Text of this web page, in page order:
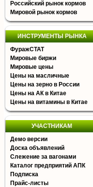
Российский рынок кормов
Мировой рынок кормов
ИНСТРУМЕНТЫ РЫНКА
ФуражСТАТ
Мировые биржи
Мировые цены
Цены на масличные
Цены на зерно в России
Цены на АК в Китае
Цены на витамины в Китае
УЧАСТНИКАМ
Демо версии
Доска объявлений
Слежение за вагонами
Каталог предприятий АПК
Подписка
Прайс-листы